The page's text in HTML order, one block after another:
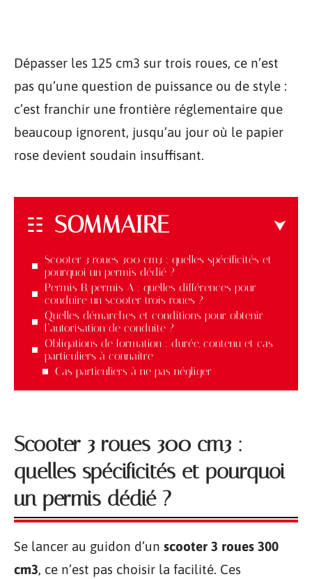
Dépasser les 125 cm3 sur trois roues, ce n’est
pas qu’une question de puissance ou de style :
c’est franchir une frontière réglementaire que
beaucoup ignorent, jusqu’au jour où le papier
rose devient soudain insuffisant.
SOMMAIRE
Scooter 3 roues 300 cm3 : quelles spécificités et
pourquoi un permis dédié ?
Permis B, permis A : quelles différences pour
conduire un scooter trois roues ?
Quelles démarches et conditions pour obtenir
l’autorisation de conduite ?
Obligations de formation : durée, contenu et cas
particuliers à connaître
Cas particuliers à ne pas négliger
Scooter 3 roues 300 cm3 :
quelles spécificités et pourquoi
un permis dédié ?
Se lancer au guidon d’un scooter 3 roues 300
cm3, ce n’est pas choisir la facilité. Ces